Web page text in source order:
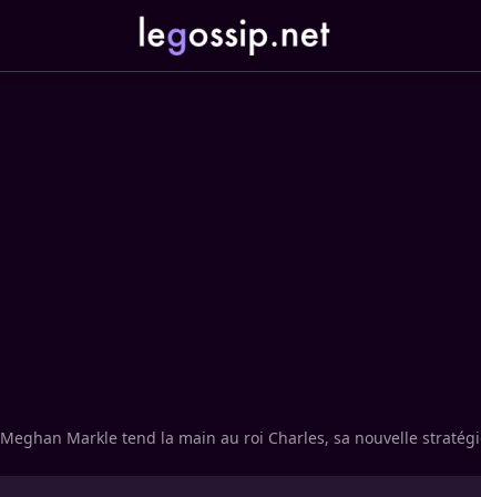
Meghan Markle tend la main au roi Charles, sa nouvelle